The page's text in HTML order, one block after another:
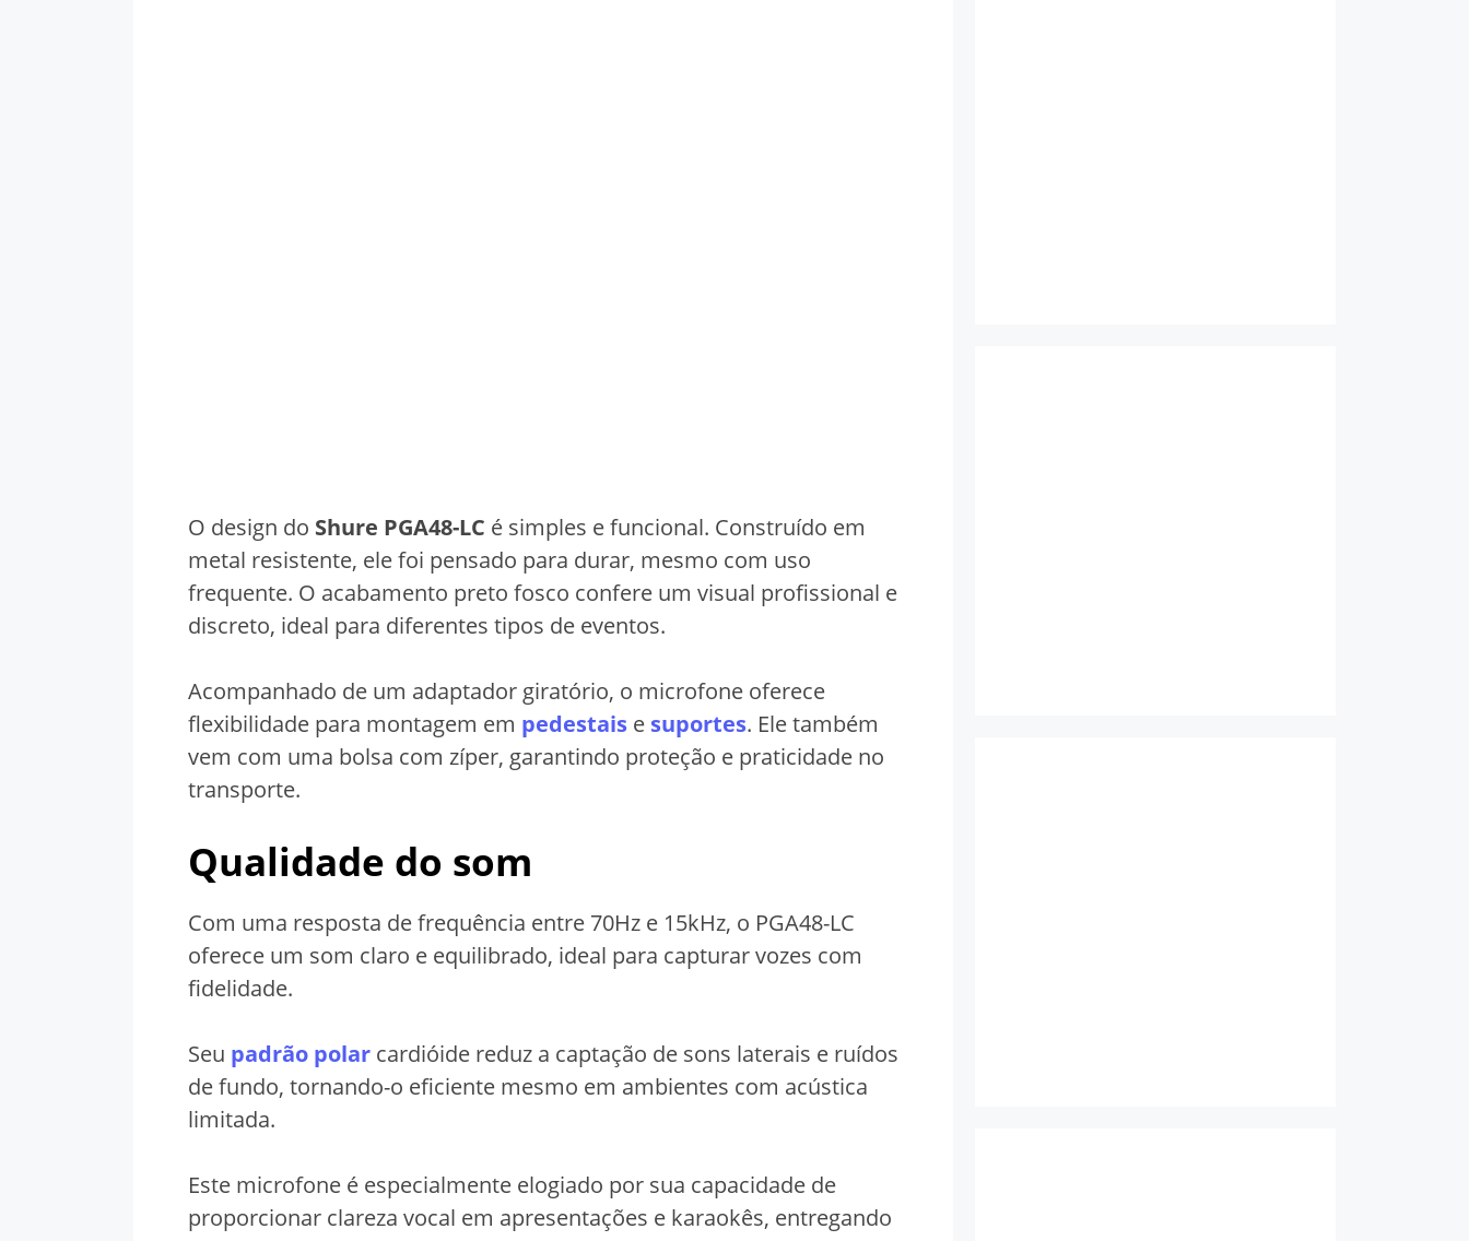
O design do Shure PGA48-LC é simples e funcional. Construído em
metal resistente, ele foi pensado para durar, mesmo com uso
frequente. O acabamento preto fosco confere um visual profissional e
discreto, ideal para diferentes tipos de eventos.
Acompanhado de um adaptador giratório, o microfone oferece
flexibilidade para montagem em pedestais e suportes. Ele também
vem com uma bolsa com zíper, garantindo proteção e praticidade no
transporte.
Qualidade do som
Com uma resposta de frequência entre 70Hz e 15kHz, o PGA48-LC
oferece um som claro e equilibrado, ideal para capturar vozes com
fidelidade.
Seu padrão polar cardióide reduz a captação de sons laterais e ruídos
de fundo, tornando-o eficiente mesmo em ambientes com acústica
limitada.
Este microfone é especialmente elogiado por sua capacidade de
proporcionar clareza vocal em apresentações e karaokês, entregando